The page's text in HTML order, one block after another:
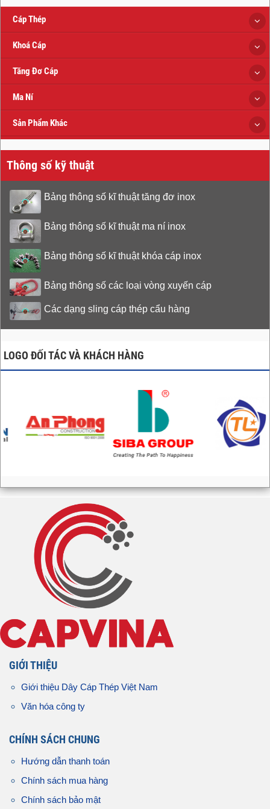
Cáp Thép
Khoá Cáp
Tăng Đơ Cáp
Ma Ní
Sản Phẩm Khác
Thông số kỹ thuật
Bảng thông số kĩ thuật tăng đơ inox
Bảng thông số kĩ thuật ma ní inox
Bảng thông số kĩ thuật khóa cáp inox
Bảng thông số các loại vòng xuyến cáp
Các dạng sling cáp thép cẩu hàng
LOGO ĐỐI TÁC VÀ KHÁCH HÀNG
GIỚI THIỆU
Giới thiệu Dây Cáp Thép Việt Nam
Văn hóa công ty
CHÍNH SÁCH CHUNG
Hướng dẫn thanh toán
Chính sách mua hàng
Chính sách bảo mật